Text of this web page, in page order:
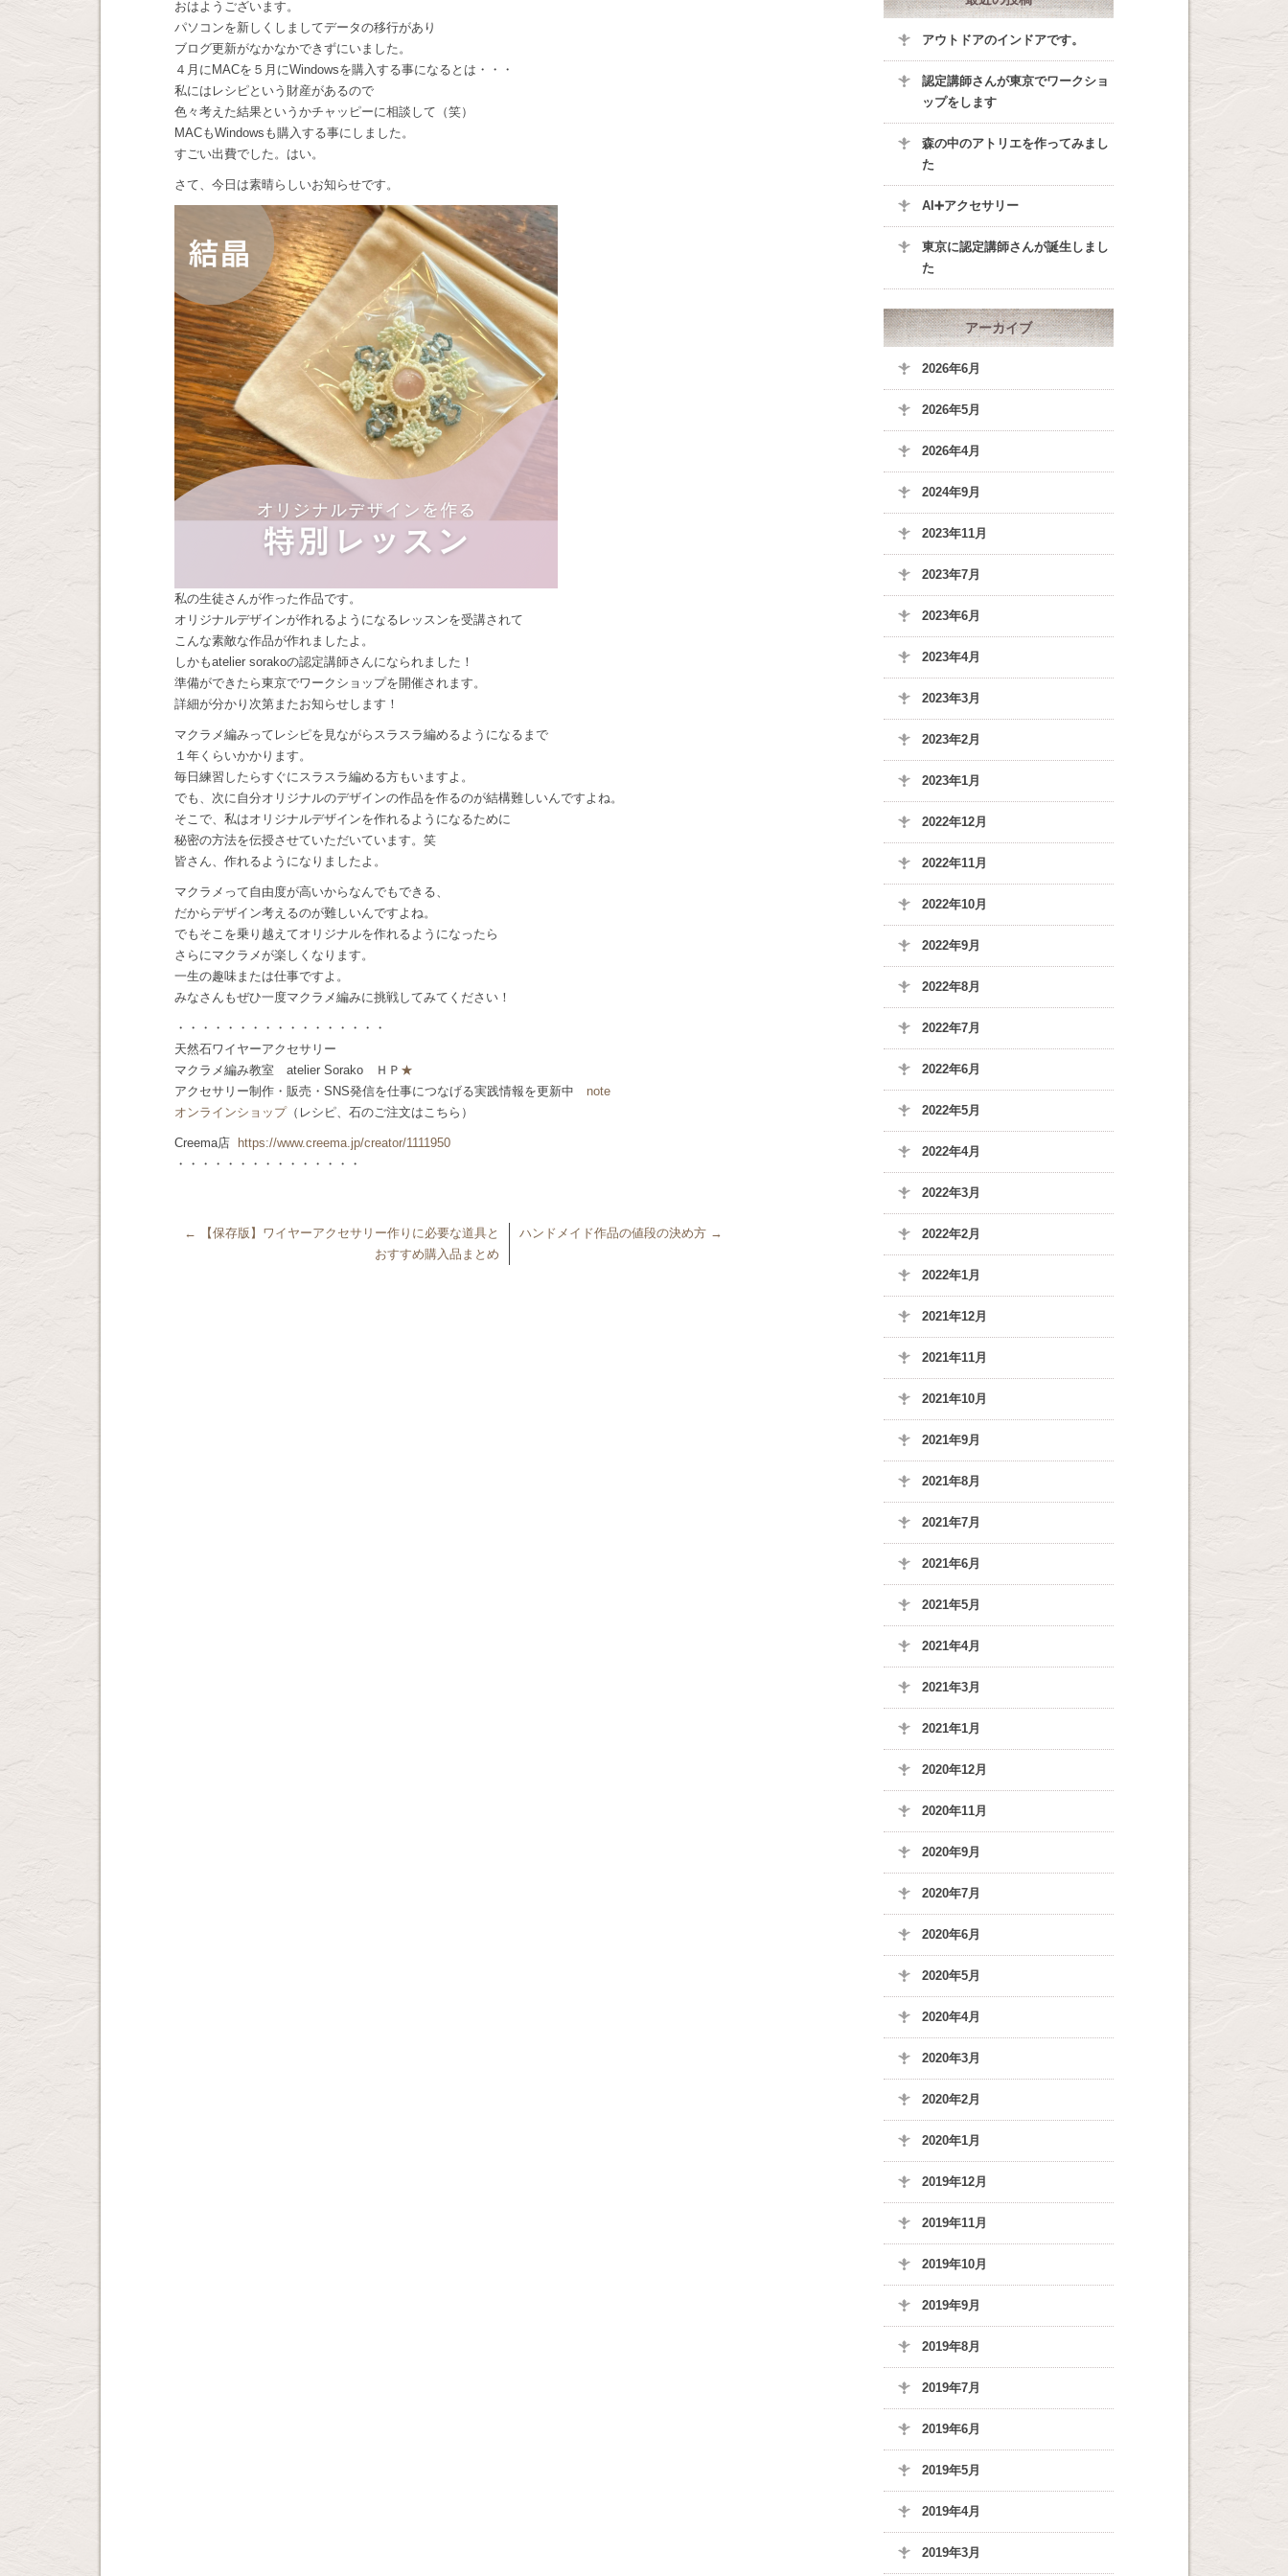
おはようございます。
パソコンを新しくしましてデータの移行があり
ブログ更新がなかなかできずにいました。
４月にMACを５月にWindowsを購入する事になるとは・・・
私にはレシピという財産があるので
色々考えた結果というかチャッピーに相談して（笑）
MACもWindowsも購入する事にしました。
すごい出費でした。はい。
さて、今日は素晴らしいお知らせです。
私の生徒さんが作った作品です。
オリジナルデザインが作れるようになるレッスンを受講されて
こんな素敵な作品が作れましたよ。
しかもatelier sorakoの認定講師さんになられました！
準備ができたら東京でワークショップを開催されます。
詳細が分かり次第またお知らせします！
マクラメ編みってレシピを見ながらスラスラ編めるようになるまで
１年くらいかかります。
毎日練習したらすぐにスラスラ編める方もいますよ。
でも、次に自分オリジナルのデザインの作品を作るのが結構難しいんですよね。
そこで、私はオリジナルデザインを作れるようになるために
秘密の方法を伝授させていただいています。笑
皆さん、作れるようになりましたよ。
マクラメって自由度が高いからなんでもできる、
だからデザイン考えるのが難しいんですよね。
でもそこを乗り越えてオリジナルを作れるようになったら
さらにマクラメが楽しくなります。
一生の趣味または仕事ですよ。
みなさんもぜひ一度マクラメ編みに挑戦してみてください！
・・・・・・・・・・・・・・・・・
天然石ワイヤーアクセサリー
マクラメ編み教室 atelier Sorako ＨＰ ★
アクセサリー制作・販売・SNS発信を仕事につなげる実践情報を更新中 note
オンラインショップ（レシピ、石のご注文はこちら）
Creema店
https://www.creema.jp/creator/1111950
・・・・・・・・・・・・・・・
←
【保存版】ワイヤーアクセサリー作りに必要な道具と
おすすめ購入品まとめ
ハンドメイド作品の値段の決め方 →
アウトドアのインドアです。
認定講師さんが東京でワークショ
ップをします
森の中のアトリエを作ってみまし
た
AI➕アクセサリー
東京に認定講師さんが誕生しまし
た
アーカイブ
2026年6月
2026年5月
2026年4月
2024年9月
2023年11月
2023年7月
2023年6月
2023年4月
2023年3月
2023年2月
2023年1月
2022年12月
2022年11月
2022年10月
2022年9月
2022年8月
2022年7月
2022年6月
2022年5月
2022年4月
2022年3月
2022年2月
2022年1月
2021年12月
2021年11月
2021年10月
2021年9月
2021年8月
2021年7月
2021年6月
2021年5月
2021年4月
2021年3月
2021年1月
2020年12月
2020年11月
2020年9月
2020年7月
2020年6月
2020年5月
2020年4月
2020年3月
2020年2月
2020年1月
2019年12月
2019年11月
2019年10月
2019年9月
2019年8月
2019年7月
2019年6月
2019年5月
2019年4月
2019年3月